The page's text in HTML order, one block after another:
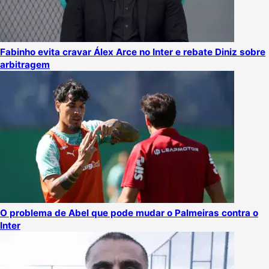
Fabinho evita cravar Álex Arce no Inter e rebate Diniz sobre
arbitragem
O problema de Abel que pode mudar o Palmeiras contra o
Inter